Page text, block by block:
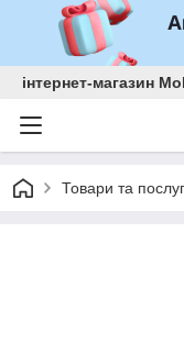
інтернет-магазин
Товари та